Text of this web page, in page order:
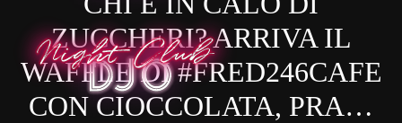
ZUCCHERI? ARRIVA IL
WAFFLE DI #FRED246CAFE
CON CIOCCOLATA, PRA…